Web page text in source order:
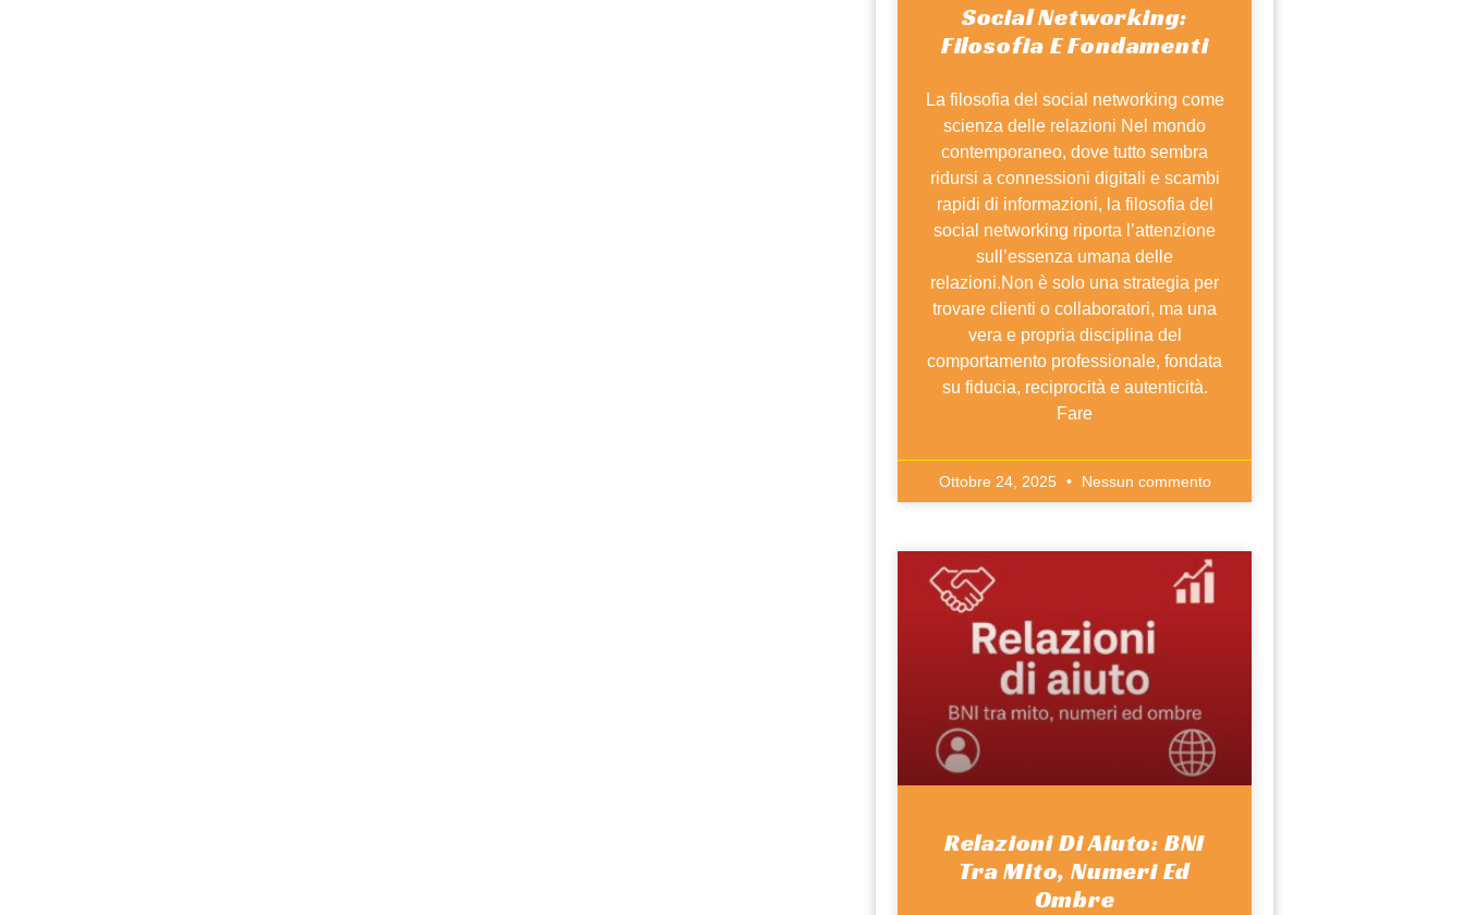
Social Networking:
Filosofia E Fondamenti
La filosofia del social networking come
scienza delle relazioni Nel mondo
contemporaneo, dove tutto sembra
ridursi a connessioni digitali e scambi
rapidi di informazioni, la filosofia del
social networking riporta l’attenzione
sull’essenza umana delle
relazioni.Non è solo una strategia per
trovare clienti o collaboratori, ma una
vera e propria disciplina del
comportamento professionale, fondata
su fiducia, reciprocità e autenticità.
Fare
Ottobre 24, 2025 Nessun commento
Relazioni Di Aiuto: BNI
Tra Mito, Numeri Ed
Ombre